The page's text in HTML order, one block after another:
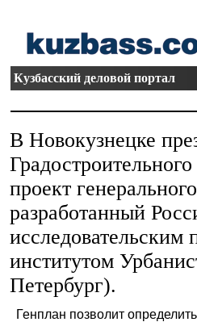
Кузбасский деловой портал
В Новокузнецке
проект
разработанный
исследовательским
институтом
Петербург).
Генплан позволит